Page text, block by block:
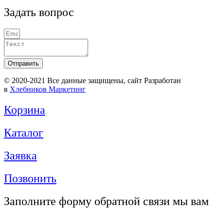
Задать вопрос
Отправить
© 2020-2021 Вcе данные защищены, сайт Разработан
в Хлебников Маркетинг
Корзина
Каталог
Заявка
Позвонить
Заполните форму обратной связи мы вам